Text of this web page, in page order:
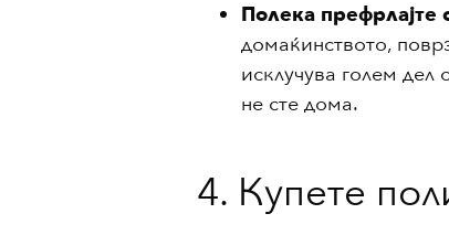
Полека префрлајте
домаќинството,
исклучува голем
не сте дома.
4. Купете